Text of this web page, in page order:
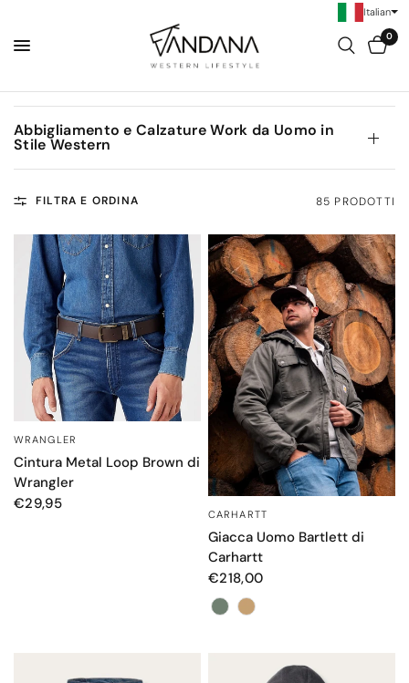
0
Abbigliamento e Calzature Work da Uomo in
Stile Western
FILTRA E ORDINA 85 PRODOTTI
OCCHIATA VELOCE
WRANGLER
Cintura Metal Loop Brown di
Wrangler
€29,95
OCCHIATA VELOCE
CARHARTT
Giacca Uomo Bartlett di
Carhartt
€218,00
Colore
Italian